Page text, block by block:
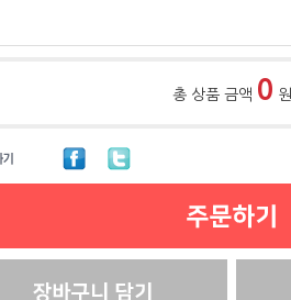
총 상품 금액 0 원